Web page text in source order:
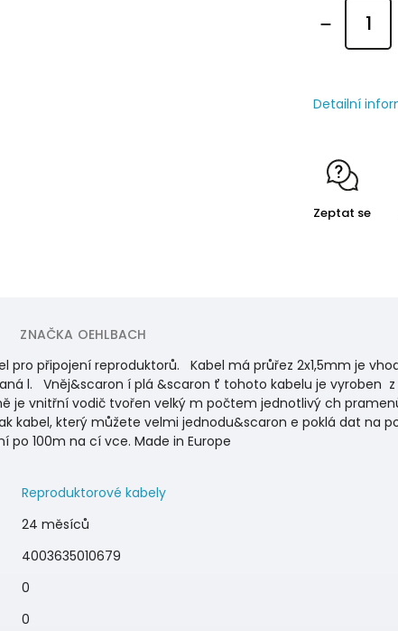
Detailní
Zeptat se
ZNAČKA OEHLBACH
pro připojení reproduktorů. Kabel má průřez 2x1,5mm je
l. Vněj&scaron í plá &scaron ť tohoto kabelu je vyroben
je vnitřní vodič tvořen velký m počtem jednotlivý ch
kabel, který můžete velmi jednodu&scaron e poklá dat na
100m na cí vce. Made in Europe
Reproduktorové kabely
24 měsíců
4003635010679
0
0